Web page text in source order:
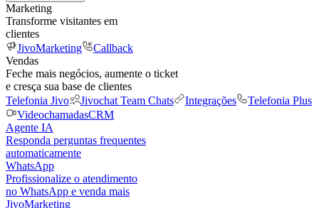
Marketing
Transforme visitantes em
clientes
JivoMarketing
Callback
Vendas
Feche mais negócios, aumente o ticket
e cresça sua base de clientes
Telefonia Jivo
Jivochat Team Chats Integrações
Telefonia Plus
VideochamadasCRM
Agente IA
Responda perguntas frequentes
automaticamente
WhatsApp
Profissionalize o atendimento
no WhatsApp e venda mais
JivoMarketing